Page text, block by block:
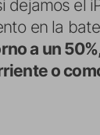
dejamos el
en la
a un
o